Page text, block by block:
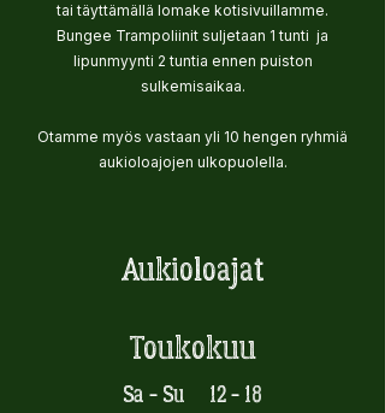
tai täyttämällä lomake kotisivuillamme.
Bungee Trampoliinit suljetaan 1 tunti ja
lipunmyynti 2 tuntia ennen puiston
sulkemisaikaa.
Otamme myös vastaan yli 10 hengen ryhmiä
aukioloajojen ulkopuolella.
Aukioloajat
Toukokuu
Sa - Su 12 - 18